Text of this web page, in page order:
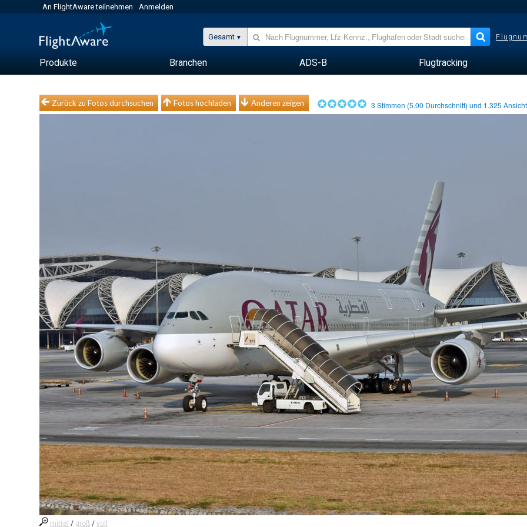
An FlightAware teilnehmen Anmelden
Gesamt
Produkte Branchen ADS-B Flugtracking
Zurück zu Fotos durchsuchen Fotos hochladen Anderen zeigen 3 Stimmen (5.00 Durchschnitt) und 1.325
mittel / groß /voll